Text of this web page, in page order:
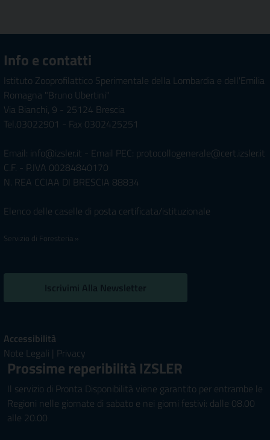
Info e contatti
Istituto Zooprofilattico Sperimentale della Lombardia e dell'Emilia
Romagna "Bruno Ubertini"
Via Bianchi, 9 - 25124 Brescia
Tel.03022901 - Fax 0302425251
Email: info@izsler.it - Email PEC: protocollogenerale@cert.izsler.it
C.F. - P.IVA 00284840170
N. REA CCIAA DI BRESCIA 88834
Elenco delle caselle di posta certificata/istituzionale
Servizio di Foresteria »
Iscrivimi Alla Newsletter
Accessibilità
Note Legali | Privacy
Prossime reperibilità IZSLER
Il servizio di Pronta Disponibilità viene garantito per entrambe le
Regioni nelle giornate di sabato e nei giorni festivi: dalle 08.00
alle 20.00